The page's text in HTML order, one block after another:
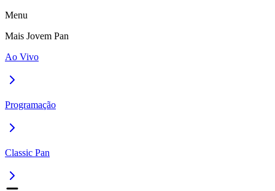
Menu
Mais Jovem Pan
Ao Vivo
Programação
Classic Pan